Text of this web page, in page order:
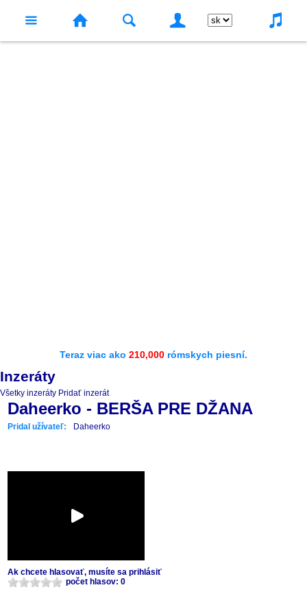
Teraz viac ako 210,000 rómskych piesní.
Inzeráty
Všetky inzeráty Pridať inzerát
Daheerko - BERŠA PRE DŽANA
Pridal užívateľ: Daheerko
Ak chcete hlasovať, musíte sa prihlásiť
počet hlasov: 0